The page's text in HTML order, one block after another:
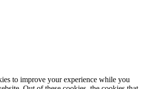
to improve your experience while you